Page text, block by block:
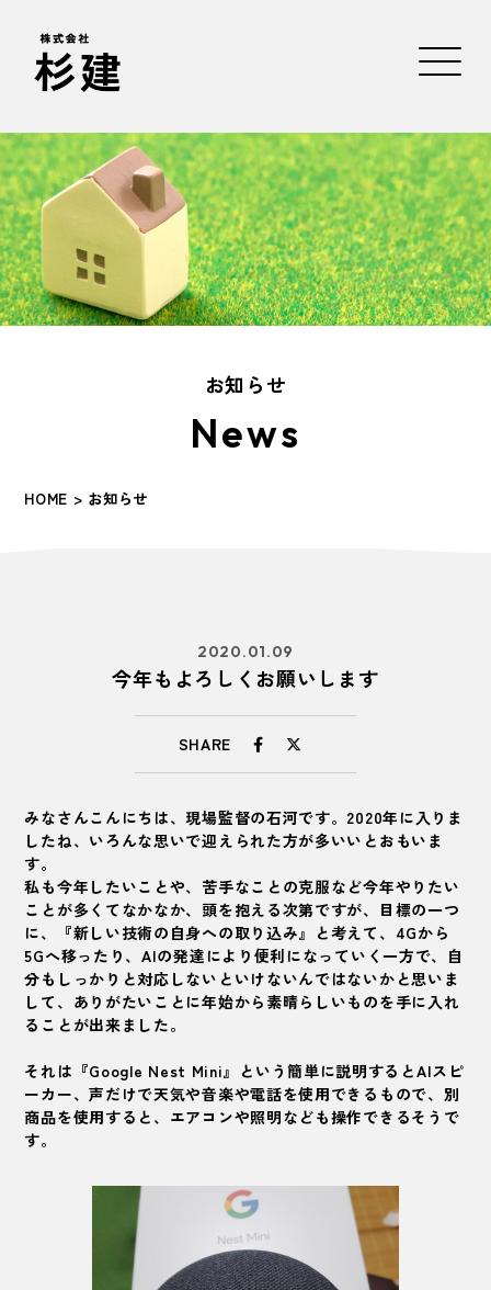
お知らせ
News
HOME > お知らせ
2020.01.09
今年もよろしくお願いします
SHARE
みなさんこんにちは、現場監督の石河です。2020年に入りま
したね、いろんな思いで迎えられた方が多いいとおもいま
す。
私も今年したいことや、苦手なことの克服など今年やりたい
ことが多くてなかなか、頭を抱える次第ですが、目標の一つ
に、『新しい技術の自身への取り込み』と考えて、4Gから
5Gへ移ったり、AIの発達により便利になっていく一方で、自
分もしっかりと対応しないといけないんではないかと思いま
して、ありがたいことに年始から素晴らしいものを手に入れ
ることが出来ました。
それは『Google Nest Mini』という簡単に説明するとAIスピ
ーカー、声だけで天気や音楽や電話を使用できるもので、別
商品を使用すると、エアコンや照明なども操作できるそうで
す。